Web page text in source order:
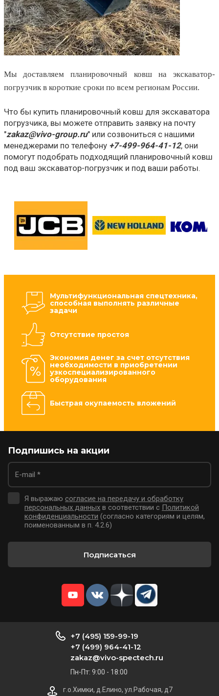
Мы доставляем планировочный ковш на экскаватор-
погрузчик в короткие сроки по всем регионам России.
Что бы купить планировочный ковш для экскаватора
погрузчика, вы можете отправить заявку на почту
"zakaz@vivo-group.ru" или созвониться с нашими
менеджерами по телефону +7-499-964-41-12, они
помогут подобрать подходящий планировочный ковш
под ваш экскаватор-погрузчик и под ваши работы.
Мультифункциональная спецтехника,
способная выполнять различные
задачи
Отсутствие простоя
Экономия денег за счет отсутствия
необходимости в приобретении
узкоспециализированного
оборудования
Быстрая окупаемость вложений
Подпишись на акции
Я выражаю согласие на передачу и обработку
персональных данных в соответствии с Политикой
конфиденциальности (согласно категориям и целям,
поименованным в п. 4.2.6)
Подписаться
+7 (495) 159-99-19
+7 (499) 964-41-12
zakaz@vivo-spectech.ru
Пн-Пт: 9:00 - 18:00
г.о.Химки, д.Елино, ул.Рабочая, д7